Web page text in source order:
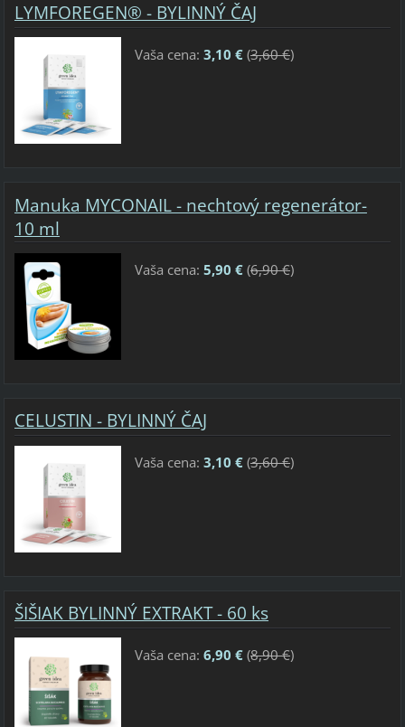
LYMFOREGEN® - BYLINNÝ ČAJ
Vaša cena: 3,10 €(3,60 €)
Manuka MYCONAIL - nechtový regenerátor-
10 ml
Vaša cena: 5,90 €(6,90 €)
CELUSTIN - BYLINNÝ ČAJ
Vaša cena: 3,10 €(3,60 €)
ŠIŠIAK BYLINNÝ EXTRAKT - 60 ks
Vaša cena: 6,90 €(8,90 €)